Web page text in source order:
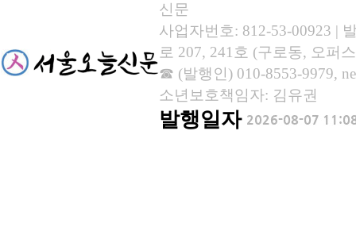
신문
사업자번호: 812-53-00923 |
로 207, 241호 (구로동, 오퍼
☎ (발행인) 010-8553-9979,
소년보호책임자: 김유권
발행일자